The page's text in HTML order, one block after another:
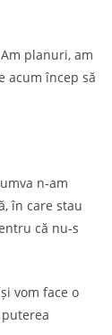
planuri, am
acum încep să
n-am
în care stau
că nu-s
vom face o